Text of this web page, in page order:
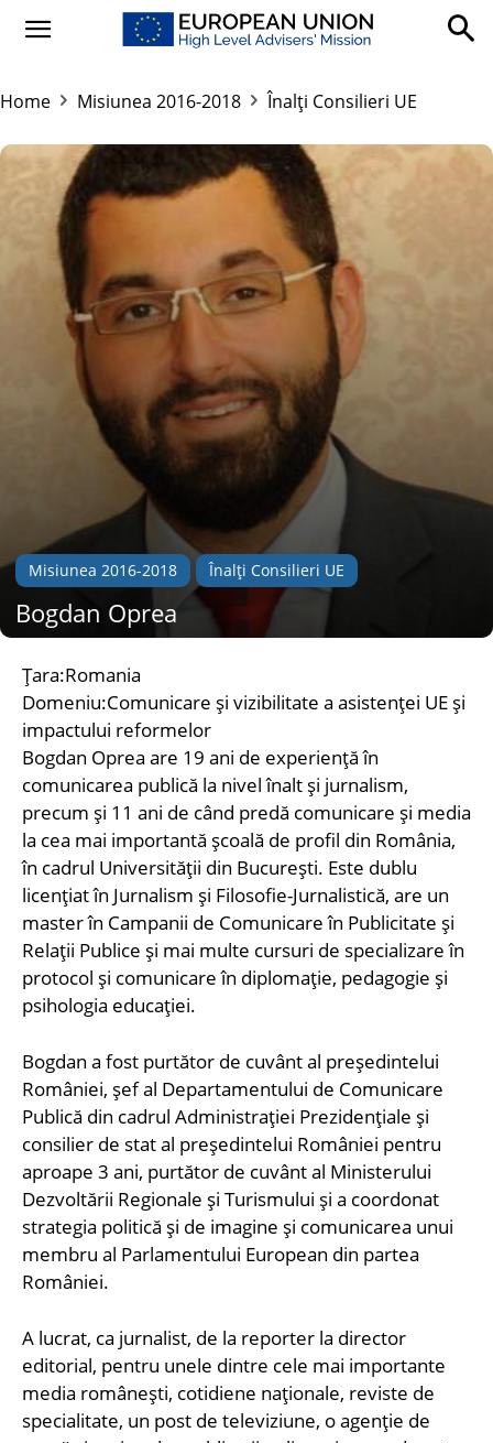
Home Misiunea 2016-2018 Înalți Consilieri UE
Misiunea 2016-2018 Înalți Consilieri UE
Bogdan Oprea
Țara:Romania
Domeniu:Comunicare și vizibilitate a asistenței UE și
impactului reformelor
Bogdan Oprea are 19 ani de experiență în
comunicarea publică la nivel înalt și jurnalism,
precum și 11 ani de când predă comunicare și media
la cea mai importantă școală de profil din România,
în cadrul Universității din București. Este dublu
licențiat în Jurnalism și Filosofie-Jurnalistică, are un
master în Campanii de Comunicare în Publicitate și
Relații Publice și mai multe cursuri de specializare în
protocol și comunicare în diplomație, pedagogie și
psihologia educației.
Bogdan a fost purtător de cuvânt al președintelui
României, șef al Departamentului de Comunicare
Publică din cadrul Administrației Prezidențiale și
consilier de stat al președintelui României pentru
aproape 3 ani, purtător de cuvânt al Ministerului
Dezvoltării Regionale și Turismului și a coordonat
strategia politică și de imagine și comunicarea unui
membru al Parlamentului European din partea
României.
A lucrat, ca jurnalist, de la reporter la director
editorial, pentru unele dintre cele mai importante
media românești, cotidiene naționale, reviste de
specialitate, un post de televiziune, o agenție de